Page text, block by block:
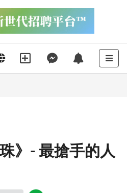
》- 最搶手的人